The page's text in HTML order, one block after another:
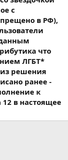
с
в РФ),
что
ЛГБТ*
решения
ранее -
к
в настоящее